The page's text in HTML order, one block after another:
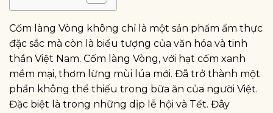
Cốm làng Vòng không chỉ là một sản phẩm ẩm thực
đặc sắc mà còn là biểu tượng của văn hóa và tinh
thần Việt Nam. Cốm làng Vòng, với hạt cốm xanh
mềm mại, thơm lừng mùi lúa mới. Đã trở thành một
phần không thể thiếu trong bữa ăn của người Việt.
Đặc biệt là trong những dịp lễ hội và Tết. Đây